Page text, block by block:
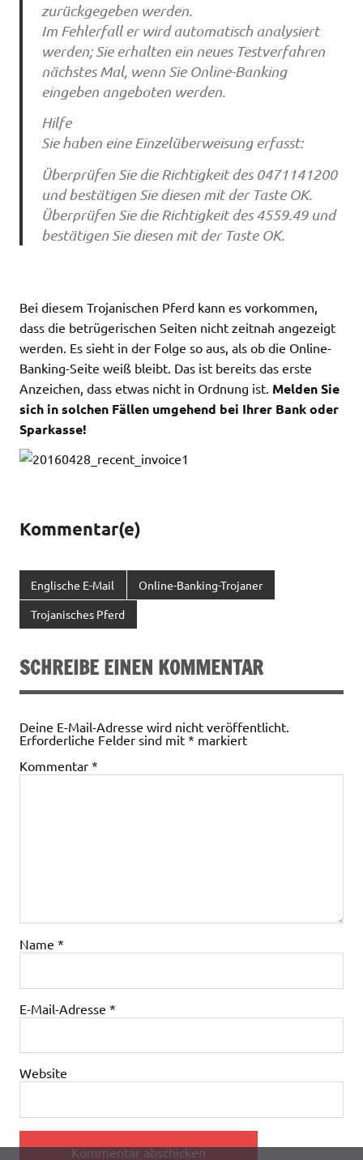
zurückgegeben werden.
Im Fehlerfall er wird automatisch analysiert
werden; Sie erhalten ein neues Testverfahren
nächstes Mal, wenn Sie Online-Banking
eingeben angeboten werden.
Hilfe
Sie haben eine Einzelüberweisung erfasst:
Überprüfen Sie die Richtigkeit des 0471141200
und bestätigen Sie diesen mit der Taste OK.
Überprüfen Sie die Richtigkeit des 4559.49 und
bestätigen Sie diesen mit der Taste OK.
Bei diesem Trojanischen Pferd kann es vorkommen,
dass die betrügerischen Seiten nicht zeitnah angezeigt
werden. Es sieht in der Folge so aus, als ob die Online-
Banking-Seite weiß bleibt. Das ist bereits das erste
Anzeichen, dass etwas nicht in Ordnung ist. Melden Sie
sich in solchen Fällen umgehend bei Ihrer Bank oder
Sparkasse!
Kommentar(e)
Englische E-Mail Online-Banking-Trojaner
Trojanisches Pferd
SCHREIBE EINEN KOMMENTAR
Deine E-Mail-Adresse wird nicht veröffentlicht.
Erforderliche Felder sind mit * markiert
Kommentar *
Name *
E-Mail-Adresse *
Website